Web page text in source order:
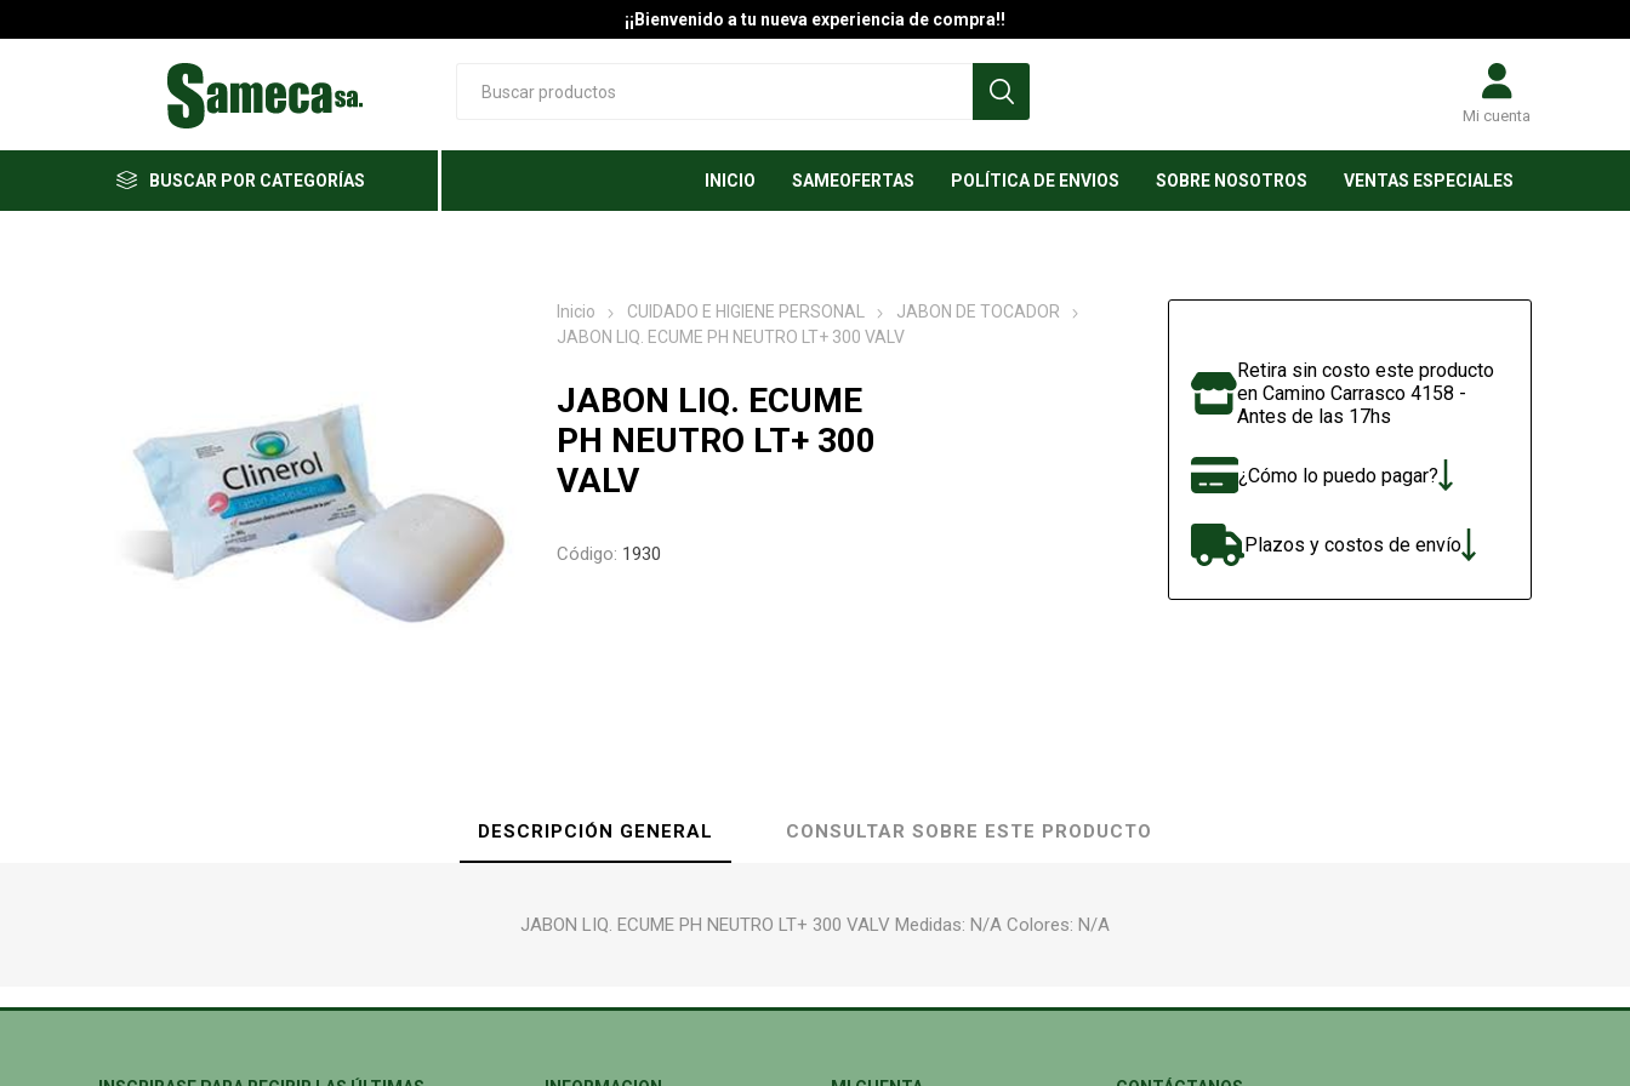
¡¡Bienvenido a tu nueva experiencia de compra!!
Mi cuenta
BUSCAR POR CATEGORÍAS INICIO SAMEOFERTAS POLÍTICA DE ENVIOS SOBRE NOSOTROS VENTAS ESPECIALES
Inicio CUIDADO E HIGIENE PERSONAL
JABON DE TOCADOR
JABON LIQ. ECUME PH NEUTRO LT+ 300 VALV
JABON LIQ. ECUME
PH NEUTRO LT+ 300
VALV
Código: 1930
Retira sin costo este producto
en Camino Carrasco 4158 -
Antes de las 17hs
¿Cómo lo puedo pagar?
Plazos y costos de envío
DESCRIPCIÓN GENERAL CONSULTAR SOBRE ESTE PRODUCTO
JABON LIQ. ECUME PH NEUTRO LT+ 300 VALV Medidas: N/A Colores: N/A